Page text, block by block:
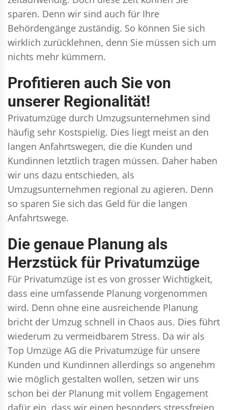
sparen. Denn wir sind auch für Ihre
Behördengänge zuständig. So können Sie sich
wirklich zurücklehnen, denn Sie müssen sich um
nichts mehr kümmern.
Profitieren auch Sie von
unserer Regionalität!
Privatumzüge durch Umzugsunternehmen sind
häufig sehr Kostspielig. Dies liegt meist an den
langen Anfahrtswegen, die die Kunden und
Kundinnen letztlich tragen müssen. Daher haben
wir uns dazu entschieden, als
Umzugsunternehmen regional zu agieren. Denn
so sparen Sie sich das Geld für die langen
Anfahrtswege.
Die genaue Planung als
Herzstück für Privatumzüge
Für Privatumzüge ist es von grosser Wichtigkeit,
dass eine umfassende Planung vorgenommen
wird. Denn ohne eine ausreichende Planung
bricht der Umzug schnell in Chaos aus. Dies führt
wiederum zu vermeidbarem Stress. Da wir als
Top Umzüge AG die Privatumzüge für unsere
Kunden und Kundinnen allerdings so angenehm
wie möglich gestalten wollen, setzen wir uns
schon bei der Planung mit vollem Engagement
dafür ein, dass wir einen besonders stressfreien